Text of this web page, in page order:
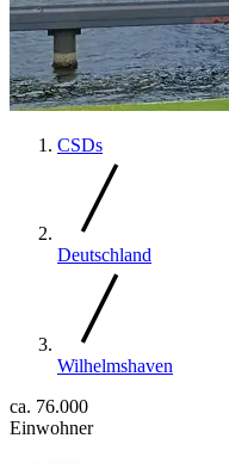
CSDs
Deutschland
Wilhelmshaven
ca. 76.000
Einwohner